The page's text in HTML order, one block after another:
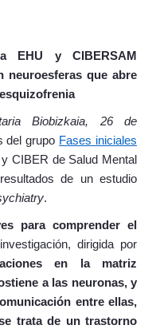
EHU y CIBERSAM
neuroesferas que abre
Biobizkaia, 26 de
del grupo Fases iniciales
CIBER de Salud Mental
de un estudio
.
para comprender el
dirigida por
en la matriz
a las neuronas, y
entre ellas,
trata de un trastorno